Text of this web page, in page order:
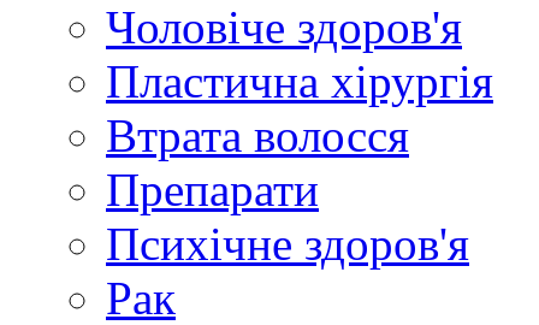
Чоловіче здоров'я
Пластична хірургія
Втрата волосся
Препарати
Психічне здоров'я
Рак